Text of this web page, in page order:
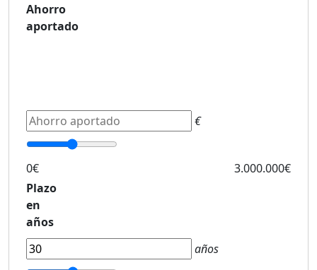
Ahorro
aportado
€
0€
3.000.000€
Plazo
en
años
años